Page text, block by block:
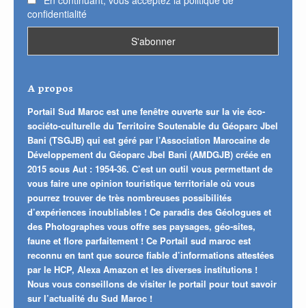
confidentialité
A propos
Portail Sud Maroc est une fenêtre ouverte sur la vie éco-
sociéto-culturelle du Territoire Soutenable du Géoparc Jbel
Bani (TSGJB) qui est géré par l’Association Marocaine de
Développement du Géoparc Jbel Bani (AMDGJB) créée en
2015 sous Aut : 1954-36. C’est un outil vous permettant de
vous faire une opinion touristique territoriale où vous
pourrez trouver de très nombreuses possibilités
d’expériences inoubliables ! Ce paradis des Géologues et
des Photographes vous offre ses paysages, géo-sites,
faune et flore parfaitement ! Ce Portail sud maroc est
reconnu en tant que source fiable d’informations attestées
par le HCP, Alexa Amazon et les diverses institutions !
Nous vous conseillons de visiter le portail pour tout savoir
sur l’actualité du Sud Maroc !